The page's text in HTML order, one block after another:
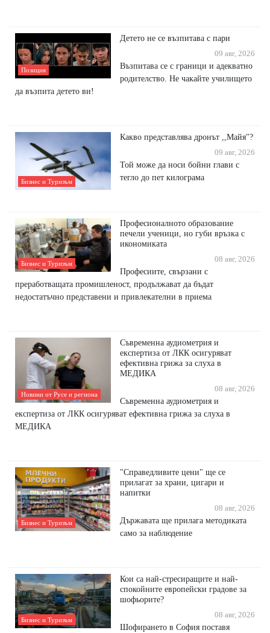
Позиция
Детето не се възпитава с пари
09 авг, 2026
Възпитава се с граници и адекватно
родителство. Не чакайте училището
да възпита детето ви!
Бизнес и Туризъм
Какво представлява дронът ,,Майя"?
09 авг, 2026
Той може да носи бойни глави с
тегло до пет килограма
Бизнес и Туризъм
Професионалното образование
печели ученици, но губи връзка с
икономиката
08 авг, 2026
Професиите, свързани с
преработващата промишленост, продължават да бъдат
недостатъчно представени и привлекателни в приема
Новини от Русе и региона
Съвременна аудиометрия и
експертиза от ЛКК осигуряват
ефективна грижа за слуха в
МЕДИКА
08 авг, 2026
Съвременна аудиометрия и
експертиза от ЛКК осигуряват ефективна грижа за слуха в
МЕДИКА
Бизнес и Туризъм
"Справедливите цени" ще се
прилагат за храни, цигари и
напитки
08 авг, 2026
Държавата ще прилага методиката
само за наблюдение
Бизнес и Туризъм
Кои са най-стресиращите и най-
спокойните европейски градове за
шофьорите?
08 авг, 2026
Шофирането в София поставя